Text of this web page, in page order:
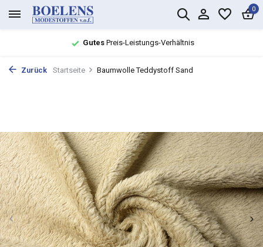
0
GutesPreis-Leistungs-Verhältnis
Zurück Startseite Baumwolle Teddystoff Sand